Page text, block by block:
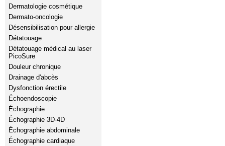
Dermatologie cosmétique
Dermato-oncologie
Désensibilisation pour allergie
Détatouage
Détatouage médical au laser
PicoSure
Douleur chronique
Drainage d'abcès
Dysfonction érectile
Échoendoscopie
Échographie
Échographie 3D-4D
Échographie abdominale
Échographie cardiaque